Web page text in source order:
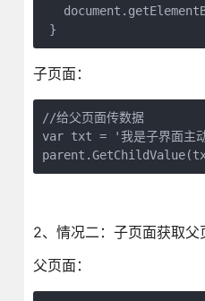
}
子页面：
//给父页面传数据
var txt = '我是子界面主动
2、情况二：子页面获取父
父页面：